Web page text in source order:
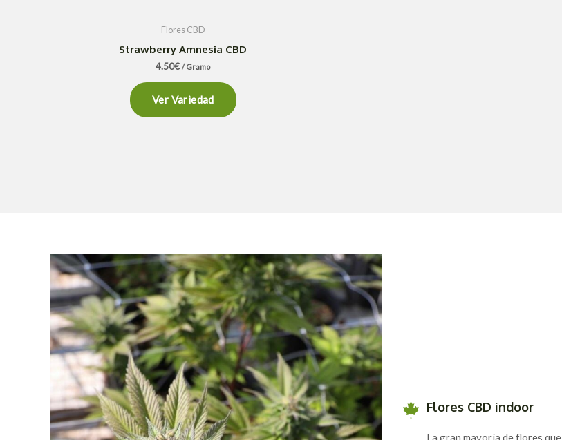
Flores CBD
Strawberry Amnesia CBD
4.50€ / Gramo
Ver Variedad
Flores CBD indoor
La gran mayoría de flores que